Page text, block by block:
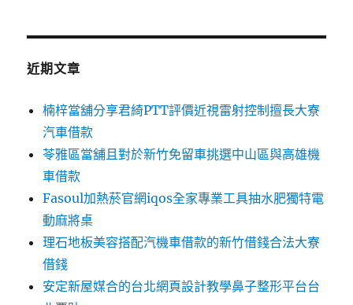
鍵
近期文章
楠梓當舖分享君綺PTT評價近視雷射控制擅長大寮
汽車借款
苓雅區當舖且對於新竹免留車挑選中山區與高雄機
車借款
Fasoul加熱菸官網iqos全家專業工具抽水肥獨特電
動麻將桌
理石地板美容搭配汽機車借款的新竹借錢合法大寮
借錢
安定新屋媒合的台北網頁設計教學鼻子整形平台台